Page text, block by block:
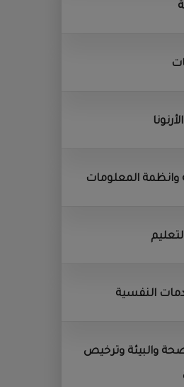
وانظمة المعلومات
النفسية
والبيئة وترخيص